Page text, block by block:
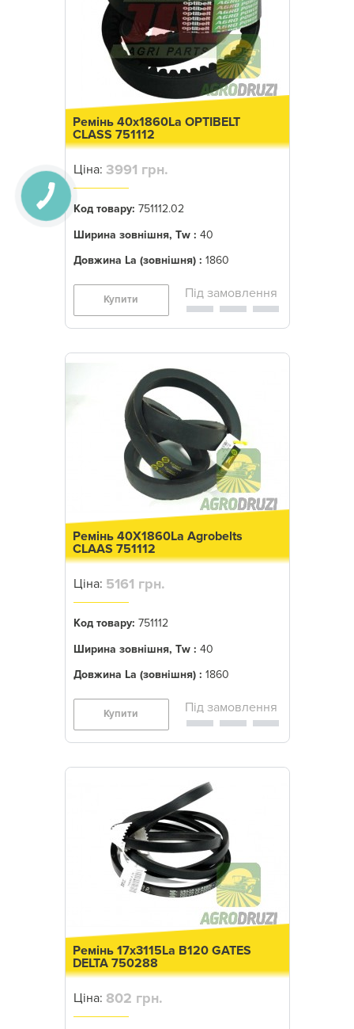
Ремінь 40x1860La OPTIBELT
CLASS 751112
Ціна: 3991 грн.
Код товару: 751112.02
Ширина зовнішня, Tw : 40
Довжина La (зовнішня) : 1860
Купити
Ремінь 40X1860La Agrobelts
CLAAS 751112
Ціна: 5161 грн.
Код товару: 751112
Ширина зовнішня, Tw : 40
Довжина La (зовнішня) : 1860
Купити
Ремінь 17x3115La B120 GATES
DELTA 750288
Ціна: 802 грн.